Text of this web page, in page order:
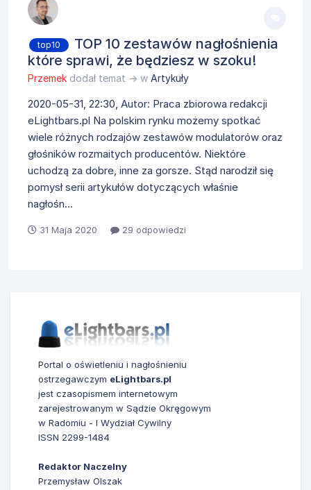
top10
TOP 10 zestawów nagłośnienia
które sprawi, że będziesz w szoku!
Przemek dodał temat → w Artykuły
2020-05-31, 22:30, Autor: Praca zbiorowa redakcji
eLightbars.pl Na polskim rynku możemy spotkać
wiele różnych rodzajów zestawów modulatorów oraz
głośników rozmaitych producentów. Niektóre
uchodzą za dobre, inne za gorsze. Stąd narodził się
pomysł serii artykułów dotyczących właśnie
nagłośn...
31 Maja 2020 29 odpowiedzi
Portal o oświetleniu i nagłośnieniu
ostrzegawczym eLightbars.pl
jest czasopismem internetowym
zarejestrowanym w Sądzie Okręgowym
w Radomiu - I Wydział Cywilny
ISSN 2299-1484
Redaktor Naczelny
Przemysław Olszak